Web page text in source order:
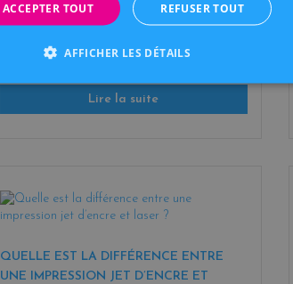
cartouches sont vides et qu’ [...]
PUBLIÉ LE :01/07/2020 14:26:21
Lire la suite
QUELLE EST LA DIFFÉRENCE ENTRE
UNE IMPRESSION JET D’ENCRE ET
ACCEPTER TOUT REFUSER TOUT
AFFICHER LES DÉTAILS